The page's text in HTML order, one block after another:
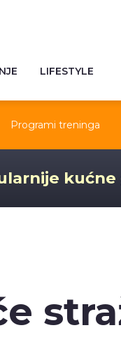
LIFESTYLE
Programi treninga